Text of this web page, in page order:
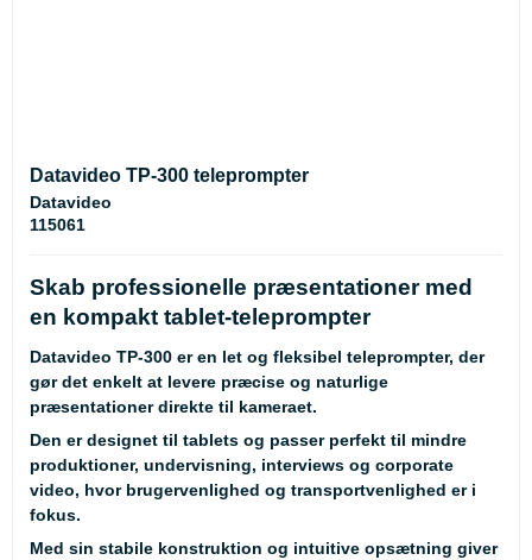
Datavideo TP-300 teleprompter
Datavideo
115061
Skab professionelle præsentationer med
en kompakt tablet-teleprompter
Datavideo TP-300 er en let og fleksibel teleprompter, der
gør det enkelt at levere præcise og naturlige
præsentationer direkte til kameraet.
Den er designet til tablets og passer perfekt til mindre
produktioner, undervisning, interviews og corporate
video, hvor brugervenlighed og transportvenlighed er i
fokus.
Med sin stabile konstruktion og intuitive opsætning giver